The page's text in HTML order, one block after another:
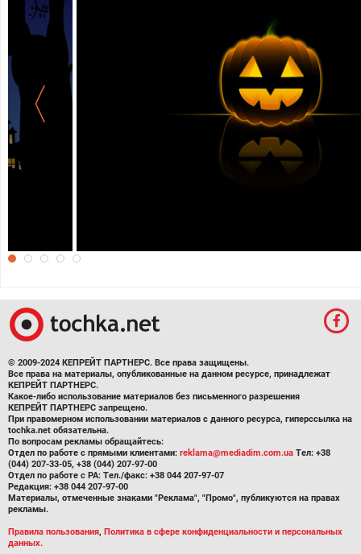
Тыква
© 2009-2024 КЕПРЕЙТ ПАРТНЕРС. Все права защищены.
Все права на материалы, опубликованные на данном ресурсе, принадлежат
КЕПРЕЙТ ПАРТНЕРС.
Какое-либо использование материалов без письменного разрешения
КЕПРЕЙТ ПАРТНЕРС запрещено.
При правомерном использовании материалов с данного ресурса, гиперссылка на
tochka.net обязательна.
По вопросам рекламы обращайтесь:
Отдел по работе с прямыми клиентами: reklama@mediadim.com.ua Тел: +38
(044) 207-33-05, +38 (044) 207-97-00
Отдел по работе с РА: Тел./факс: +38 044 207-97-07
Редакция: +38 044 207-97-00
Материалы, отмеченные знаками "Реклама", "Промо", публикуются на правах
рекламы.
Правила пользования, Политика в сфере конфиденциальности и персональных
данных.